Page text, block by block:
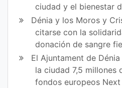
ciudad y el bienestar
Dénia y los Moros y
citarse con la
donación de sangre
El Ajuntament de
la ciudad 7,5 millones
fondos europeos Next